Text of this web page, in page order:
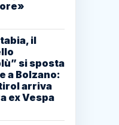
il
si sposta
a Bolzano:
arriva
ex Vespa